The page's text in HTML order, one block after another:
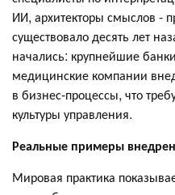
ИИ, архитекторы смыслов -
существовало десять лет
начались: крупнейшие
медицинские компании
в бизнес-процессы, что
культуры управления.
Реальные примеры
Мировая практика